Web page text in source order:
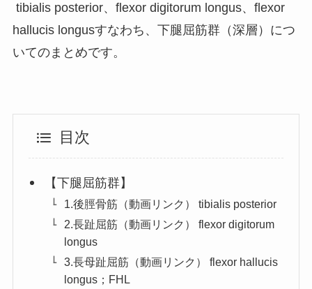
tibialis posterior、flexor digitorum longus、flexor
hallucis longusすなわち、下腿屈筋群（深層）につ
いてのまとめです。
目次
【下腿屈筋群】
1.後脛骨筋（動画リンク） tibialis posterior
2.長趾屈筋（動画リンク） flexor digitorum
longus
3.長母趾屈筋（動画リンク） flexor hallucis
longus；FHL